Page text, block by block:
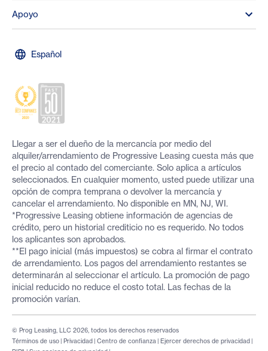
Apoyo
Español
Llegar a ser el dueño de la mercancía por medio del
alquiler/arrendamiento de Progressive Leasing cuesta más que
el precio al contado del comerciante. Solo aplica a artículos
seleccionados. En cualquier momento, usted puede utilizar una
opción de compra temprana o devolver la mercancía y
cancelar el arrendamiento. No disponible en MN, NJ, WI.
*Progressive Leasing obtiene información de agencias de
crédito, pero un historial crediticio no es requerido. No todos
los aplicantes son aprobados.
**El pago inicial (más impuestos) se cobra al firmar el contrato
de arrendamiento. Los pagos del arrendamiento restantes se
determinarán al seleccionar el artículo. La promoción de pago
inicial reducido no reduce el costo total. Las fechas de la
promoción varían.
Términos de uso | Privacidad | Centro de confianza | Ejercer derechos de privacidad |
© Prog Leasing, LLC 2026, todos los derechos reservados